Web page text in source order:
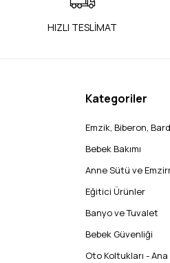
HIZLI TESLİMAT
Kategoriler
Emzik, Biberon,
Bebek Bakımı
Anne Sütü ve
Eğitici Ürünler
Banyo ve Tuvalet
Bebek Güvenliği
Oto Koltukları - Ana